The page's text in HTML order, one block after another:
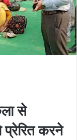
से
करने